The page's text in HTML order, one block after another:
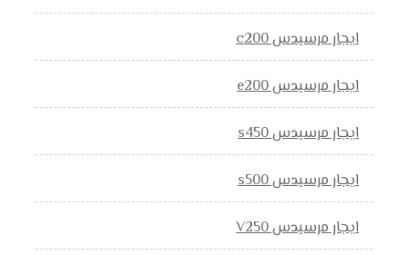
ايجار مرسيدس c200
ايجار مرسيدس e200
ايجار مرسيدس s450
ايجار مرسيدس s500
ايجار مرسيدس V250